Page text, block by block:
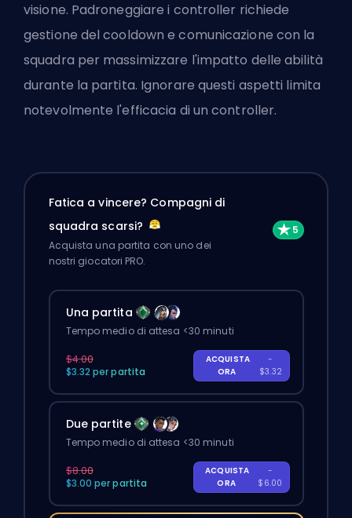
visione. Padroneggiare i controller richiede
gestione del cooldown e comunicazione con la
squadra per massimizzare l'impatto delle abilità
durante la partita. Ignorare questi aspetti limita
notevolmente l'efficacia di un controller.
Fatica a vincere? Compagni di
squadra scarsi?
Acquista una partita con uno dei
nostri giocatori PRO.
Una partita
Tempo medio di attesa <30 minuti
$4.00
$3.32 per partita
ACQUISTA
ORA
-
$3.32
Due partite
Tempo medio di attesa <30 minuti
$8.00
$3.00 per partita
ACQUISTA
ORA
-
$6.00